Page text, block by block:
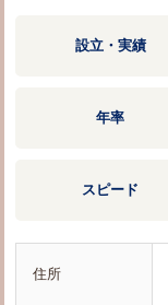
設立・実績
年率
スピード
住所